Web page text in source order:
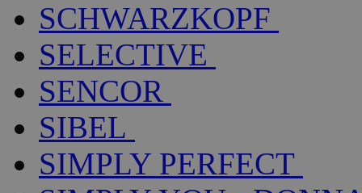
SCHWARZKOPF
SELECTIVE
SENCOR
SIBEL
SIMPLY PERFECT